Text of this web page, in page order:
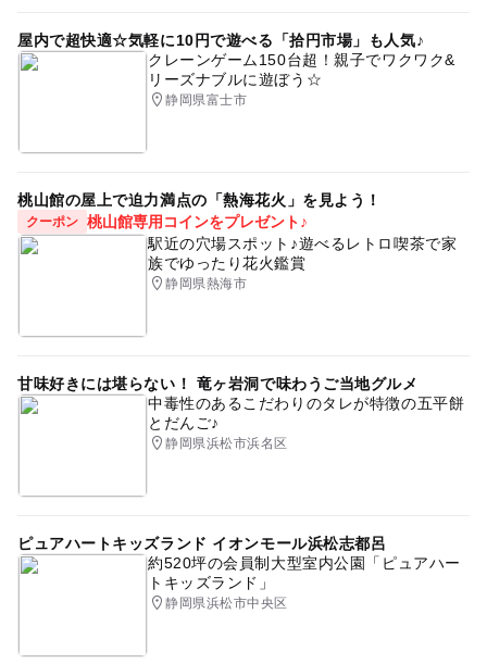
屋内で超快適☆気軽に10円で遊べる「拾円市場」も人気♪
クレーンゲーム150台超！親子でワクワク&
リーズナブルに遊ぼう☆
静岡県富士市
桃山館の屋上で迫力満点の「熱海花火」を見よう！
クーポン 桃山館専用コインをプレゼント♪
駅近の穴場スポット♪遊べるレトロ喫茶で家
族でゆったり花火鑑賞
静岡県熱海市
甘味好きには堪らない！ 竜ヶ岩洞で味わうご当地グルメ
中毒性のあるこだわりのタレが特徴の五平餅
とだんご♪
静岡県浜松市浜名区
ピュアハートキッズランド イオンモール浜松志都呂
約520坪の会員制大型室内公園「ピュアハー
トキッズランド」
静岡県浜松市中央区